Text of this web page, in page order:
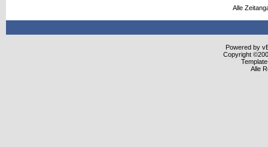
Alle
Powered by
Copyright
Alle